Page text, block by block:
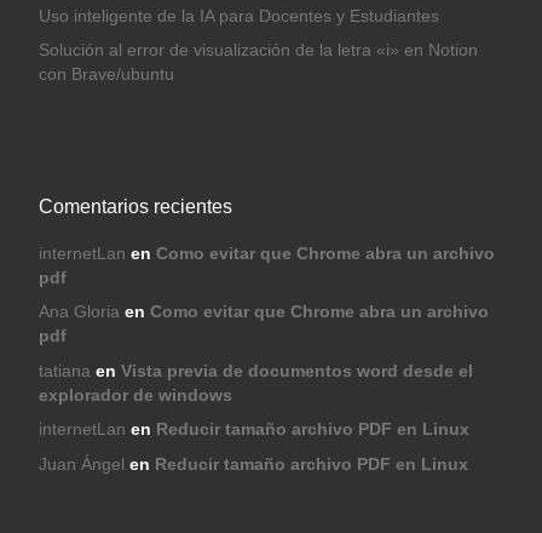
Uso inteligente de la IA para Docentes y Estudiantes
Solución al error de visualización de la letra «i» en Notion
con Brave/ubuntu
Comentarios recientes
internetLan en Como evitar que Chrome abra un archivo
pdf
Ana Gloriaen Como evitar que Chrome abra un archivo
pdf
tatiana en Vista previa de documentos word desde el
explorador de windows
internetLan en Reducir tamaño archivo PDF en Linux
Juan Ángel en Reducir tamaño archivo PDF en Linux